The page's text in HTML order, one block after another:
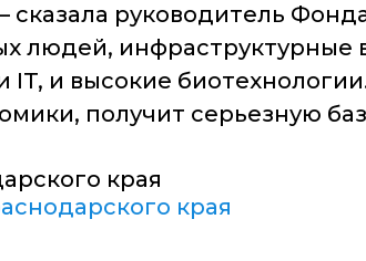
сказала руководитель
людей,
IT, и высокие
получит серьезную
края
края